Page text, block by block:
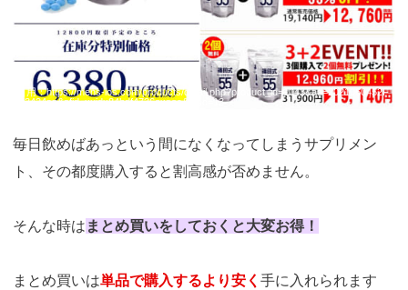
引用：https://mens-ios.com/products/detail.php?product_id=1043&ad=2021060452F
G3424sp&afid=xuidx84bdf4736exaec&_fsc=13
毎日飲めばあっという間になくなってしまうサプリメン
ト、その都度購入すると割高感が否めません。
そんな時は まとめ買いをしておくと大変お得！
まとめ買いは単品で購入するより安く 手に入れられます